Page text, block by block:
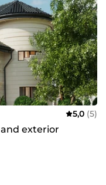
5,0 (5)
exterior